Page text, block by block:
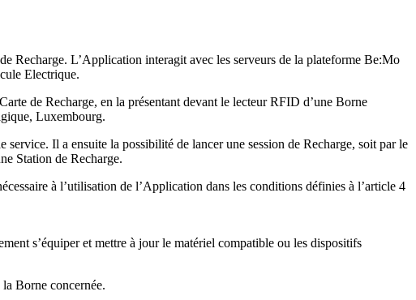
Recharge. L’Application interagit avec les serveurs de la plateforme Be:Mo
Electrique.
de Recharge, en la présentant devant le lecteur RFID d’une Borne
Luxembourg.
Il a ensuite la possibilité de lancer une session de Recharge, soit par le
Station de Recharge.
à l’utilisation de l’Application dans les conditions définies à l’article 4
s’équiper et mettre à jour le matériel compatible ou les dispositifs
Borne concernée.